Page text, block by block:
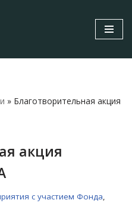
» Благотворительная акция
акция
с участием Фонда,